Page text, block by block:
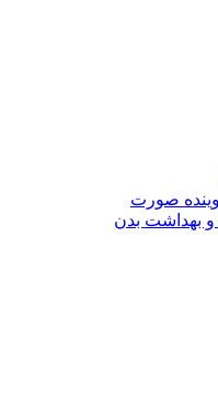
صورت
بهداشت بدن